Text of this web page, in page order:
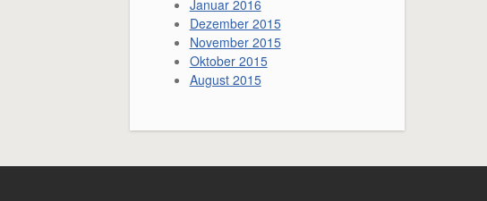
Januar 2016
Dezember 2015
November 2015
Oktober 2015
August 2015